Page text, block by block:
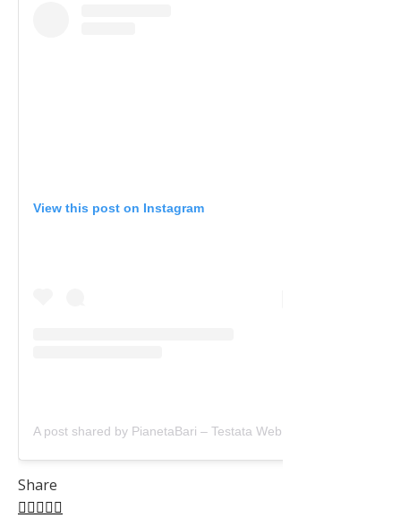
View this post on Instagram
Share
Facebook
Twitter
LinkedIn
Pinterest
Stumbleupon